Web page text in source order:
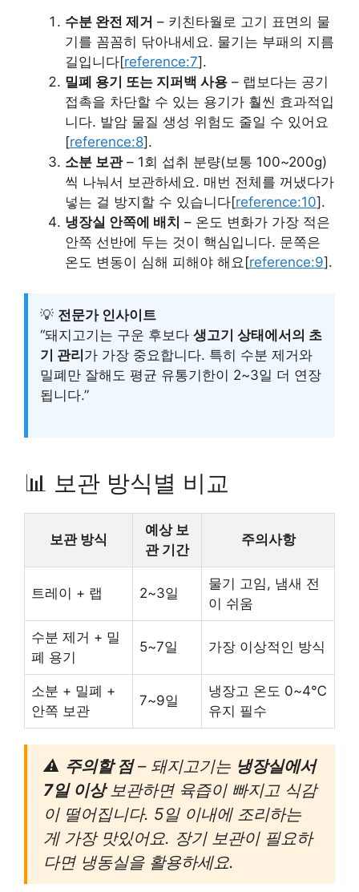
수분 완전 제거 – 키친타월로 고기 표면의 물
기를 꼼꼼히 닦아내세요. 물기는 부패의 지름
길입니다[reference:7].
밀폐 용기 또는 지퍼백 사용 – 랩보다는 공기
접촉을 차단할 수 있는 용기가 훨씬 효과적입
니다. 발암 물질 생성 위험도 줄일 수 있어요
[reference:8].
소분 보관– 1회 섭취 분량(보통 100~200g)
씩 나눠서 보관하세요. 매번 전체를 꺼냈다가
넣는 걸 방지할 수 있습니다[reference:10].
냉장실 안쪽에 배치 – 온도 변화가 가장 적은
안쪽 선반에 두는 것이 핵심입니다. 문쪽은
온도 변동이 심해 피해야 해요[reference:9].
💡 전문가 인사이트
“돼지고기는 구운 후보다 생고기 상태에서의 초
기 관리가 가장 중요합니다. 특히 수분 제거와
밀폐만 잘해도 평균 유통기한이 2~3일 더 연장
됩니다.”
📊 보관 방식별 비교
보관 방식
예상 보
관 기간
주의사항
트레이 + 랩 2~3일
물기 고임, 냄새 전
이 쉬움
수분 제거 + 밀
폐 용기
5~7일 가장 이상적인 방식
소분 + 밀폐 +
안쪽 보관
7~9일
냉장고 온도 0~4℃
유지 필수
⚠️ 주의할 점– 돼지고기는 냉장실에서
7일 이상보관하면 육즙이 빠지고 식감
이 떨어집니다. 5일 이내에 조리하는
게 가장 맛있어요. 장기 보관이 필요하
다면 냉동실을 활용하세요.